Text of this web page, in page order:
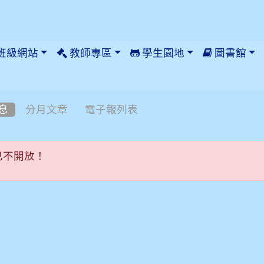
級網站 教師專區 學生園地 圖書館
分月文章 電子報列表
不開放！
開放！